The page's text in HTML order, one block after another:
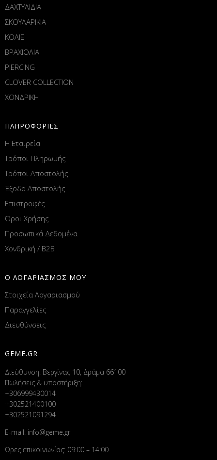
ΔΑΧΤΥΛΙΔΙΑ
ΣΚΟΥΛΑΡΙΚΙΑ
ΚΟΛΙΕ
ΒΡΑΧΙΟΛΙΑ
PIERCING
CLOVER COLLECTION
ΧΟΝΔΡΙΚΗ
ΠΛΗΡΟΦΟΡΙΕΣ
Η Εταιρεία
Τρόποι Πληρωμής
Τρόποι Αποστολής
Έξοδα Αποστολής
Επιστροφές
Όροι Χρήσης
Προσωπικά Δεδομένα
Χονδρική / B2B
Ο ΛΟΓΑΡΙΑΣΜΟΣ ΜΟΥ
Στοιχεία Λογαριασμού
Παραγγελίες
Διευθύνσεις
GEME.GR
Διεύθυνση: Βεργίνας 10, Δράμα 66100
Πωλήσεις & υποστήριξη:
+306999430014
+302521400100
+302521091294
E-mail: info@geme.gr
Ώρες επικοινωνίας: 09:00 – 14:00